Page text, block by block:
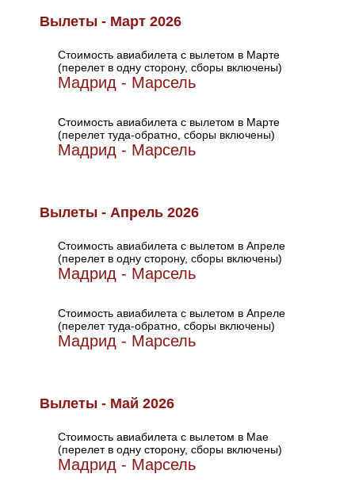
Вылеты - Март 2026
Стоимость авиабилета с вылетом в Марте
(перелет в одну сторону, сборы включены)
Мадрид - Марсель
Стоимость авиабилета с вылетом в Марте
(перелет туда-обратно, сборы включены)
Мадрид - Марсель
Вылеты - Апрель 2026
Стоимость авиабилета с вылетом в Апреле
(перелет в одну сторону, сборы включены)
Мадрид - Марсель
Стоимость авиабилета с вылетом в Апреле
(перелет туда-обратно, сборы включены)
Мадрид - Марсель
Вылеты - Май 2026
Стоимость авиабилета с вылетом в Мае
(перелет в одну сторону, сборы включены)
Мадрид - Марсель